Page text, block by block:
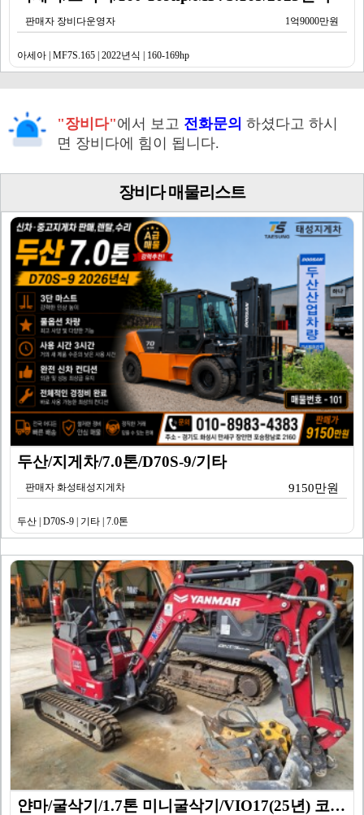
판매자 장비다운영자 1억9000만원
아세아 | MF7S.165 | 2022년식 | 160-169hp
"장비다"에서 보고 전화문의 하셨다고 하시
면 장비다에 힘이 됩니다.
장비다 매물리스트
두산/지게차/7.0톤/D70S-9/기타
판매자 화성태성지게차 9150만원
두산 | D70S-9 | 기타 | 7.0톤
얀마/굴삭기/1.7톤 미니굴삭기/VIO17(25년) 코…